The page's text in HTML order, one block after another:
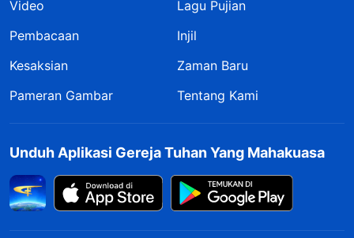
Video
Lagu Pujian
Pembacaan
Injil
Kesaksian
Zaman Baru
Pameran Gambar
Tentang Kami
Unduh Aplikasi Gereja Tuhan Yang Mahakuasa